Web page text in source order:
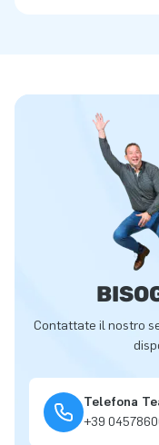
Contattate il nostro
Telefona
+39